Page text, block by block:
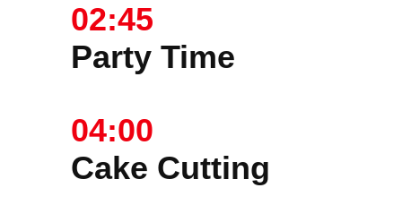
02:45
Party Time
04:00
Cake Cutting